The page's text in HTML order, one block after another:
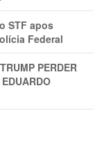
STF apos
Federal
PERDER